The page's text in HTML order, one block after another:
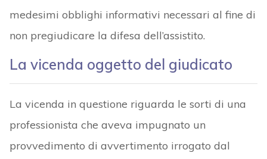
medesimi obblighi informativi necessari al fine di
non pregiudicare la difesa dell’assistito.
La vicenda oggetto del giudicato
La vicenda in questione riguarda le sorti di una
professionista che aveva impugnato un
provvedimento di avvertimento irrogato dal